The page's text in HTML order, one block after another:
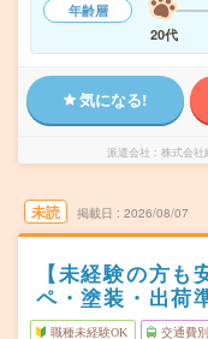
年齢層
20代
気になる!
派遣会社 株式会社
未読 掲載日 2026/08/07
【未経験の方
ペ・塗装・出荷
職種未経験OK 交通費